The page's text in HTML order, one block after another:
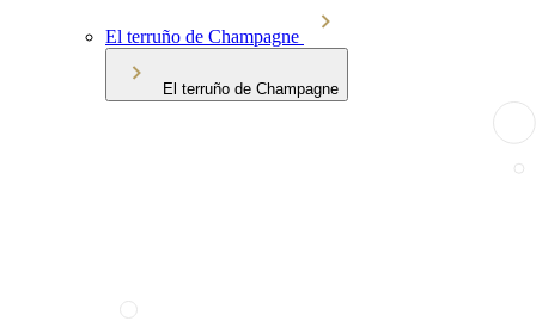
El terruño de Champagne
El terruño de Champagne